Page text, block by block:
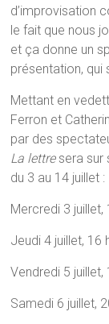
d’improvisation
le fait que nous
et ça donne un
présentation, qui
Mettant en
Ferron et
par des
La lettre sera sur
du 3 au 14 juillet :
Mercredi 3 juillet,
Jeudi 4 juillet, 16
Vendredi 5 juillet,
Samedi 6 juillet,